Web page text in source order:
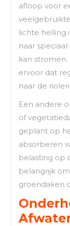
afloop voor
lichte helling
naar
kan
ervoor dat
naar de
Een andere
of
geplant op
absorberen
belasting op
belangrijk
groendaken